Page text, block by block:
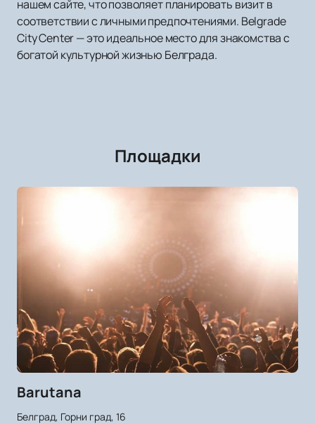
нашем сайте, что позволяет планировать визит в
соответствии с личными предпочтениями. Belgrade
City Center — это идеальное место для знакомства с
богатой культурной жизнью Белграда.
Площадки
Barutana
Белград, Горни град, 16